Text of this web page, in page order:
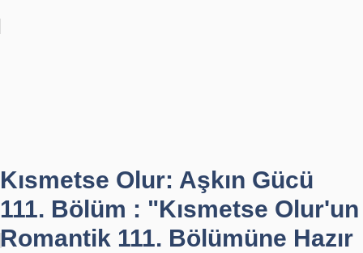
Kısmetse Olur: Aşkın Gücü
111. Bölüm : "Kısmetse Olur'un
Romantik 111. Bölümüne Hazır